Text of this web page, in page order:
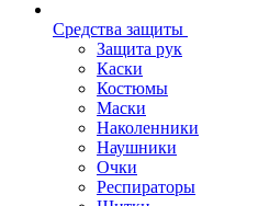
Средства защиты
Защита рук
Каски
Костюмы
Маски
Наколенники
Наушники
Очки
Респираторы